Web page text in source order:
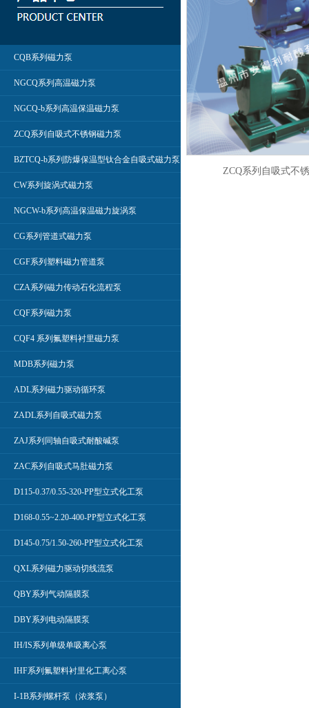
CQB系列磁力泵
NGCQ系列高温磁力泵
NGCQ-b系列高温保温磁力泵
ZCQ系列自吸式不锈钢磁力泵
BZTCQ-b系列防爆保温型钛合金自吸式磁力泵
CW系列旋涡式磁力泵
NGCW-b系列高温保温磁力旋涡泵
CG系列管道式磁力泵
CGF系列塑料磁力管道泵
CZA系列磁力传动石化流程泵
CQF系列磁力泵
CQF4 系列氟塑料衬里磁力泵
MDB系列磁力泵
ADL系列磁力驱动循环泵
ZADL系列自吸式磁力泵
ZAJ系列同轴自吸式耐酸碱泵
ZAC系列自吸式马肚磁力泵
D115-0.37/0.55-320-PP型立式化工泵
D168-0.55~2.20-400-PP型立式化工泵
D145-0.75/1.50-260-PP型立式化工泵
QXL系列磁力驱动切线流泵
QBY系列气动隔膜泵
DBY系列电动隔膜泵
IH/IS系列单级单吸离心泵
IHF系列氟塑料衬里化工离心泵
I-1B系列螺杆泵（浓浆泵）
ZCQ系列自吸式不